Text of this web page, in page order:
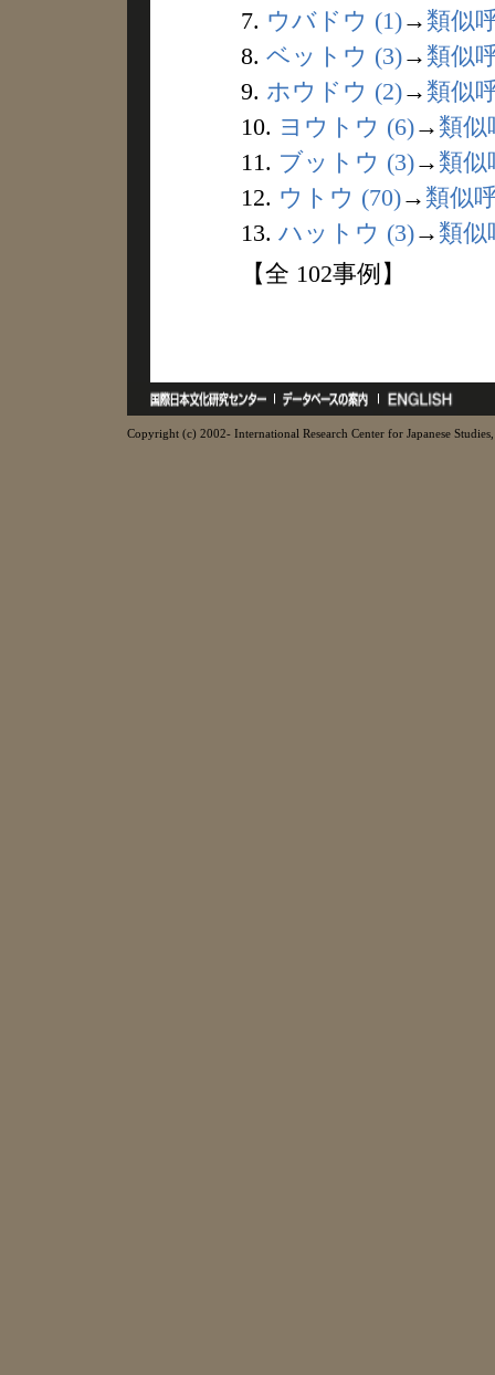
7. ウバドウ (1)→ 類似
8. ベットウ (3)→ 類似
9. ホウドウ (2)→ 類似
10. ヨウトウ (6)→ 類似
11. ブットウ (3)→ 類似
12. ウトウ (70)→ 類似
13. ハットウ (3)→ 類似
【全 102事例】
Copyright (c) 2002- International Research Center for Japanese